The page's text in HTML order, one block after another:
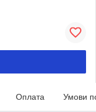
Оплата Умови